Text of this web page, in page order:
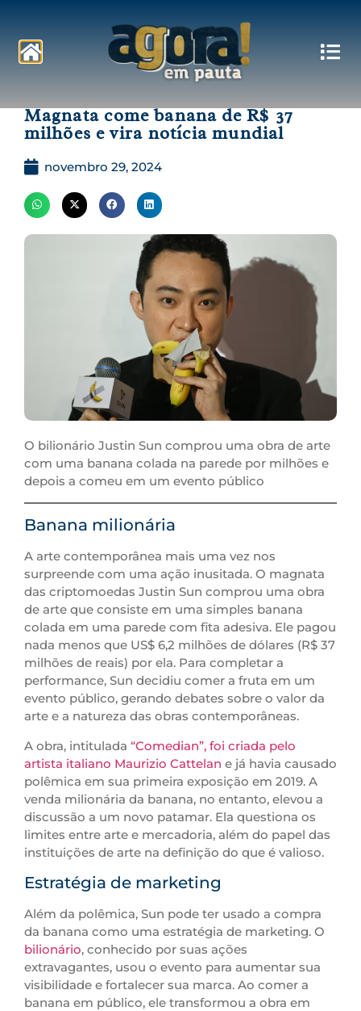
Magnata come banana de R$ 37
milhões e vira notícia mundial
novembro 29, 2024
O bilionário Justin Sun comprou uma obra de arte
com uma banana colada na parede por milhões e
depois a comeu em um evento público
Banana milionária
A arte contemporânea mais uma vez nos
surpreende com uma ação inusitada. O magnata
das criptomoedas Justin Sun comprou uma obra
de arte que consiste em uma simples banana
colada em uma parede com fita adesiva. Ele pagou
nada menos que US$ 6,2 milhões de dólares (R$ 37
milhões de reais) por ela. Para completar a
performance, Sun decidiu comer a fruta em um
evento público, gerando debates sobre o valor da
arte e a natureza das obras contemporâneas.
A obra, intitulada “Comedian”, foi criada pelo
artista italiano Maurizio Cattelan e já havia causado
polêmica em sua primeira exposição em 2019. A
venda milionária da banana, no entanto, elevou a
discussão a um novo patamar. Ela questiona os
limites entre arte e mercadoria, além do papel das
instituições de arte na definição do que é valioso.
Estratégia de marketing
Além da polêmica, Sun pode ter usado a compra
da banana como uma estratégia de marketing. O
bilionário, conhecido por suas ações
extravagantes, usou o evento para aumentar sua
visibilidade e fortalecer sua marca. Ao comer a
banana em público, ele transformou a obra em